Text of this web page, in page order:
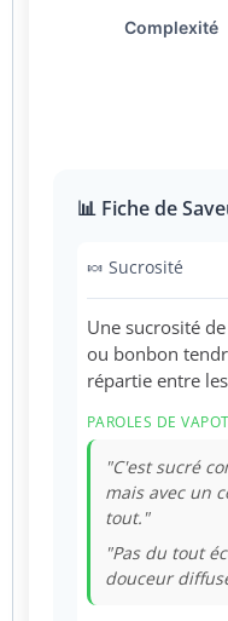
📊 Fiche de
🍬 Sucrosité
Une sucrosité
ou bonbon
répartie entre
PAROLES DE
"C'est sucré
mais avec un
tout."
"Pas du tout
douceur